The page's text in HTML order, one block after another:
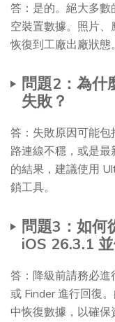
答：是的。絕大多
空裝置數據。照片
恢復到工廠出廠狀態。
問題2：為什
失敗？
答：失敗原因可能
路連線不穩，或是
的結果，建議使用
鎖工具。
問題3：如何
iOS 26.3.1
答：降級前請務必進
或 Finder 進行回復
中恢復數據，以確保